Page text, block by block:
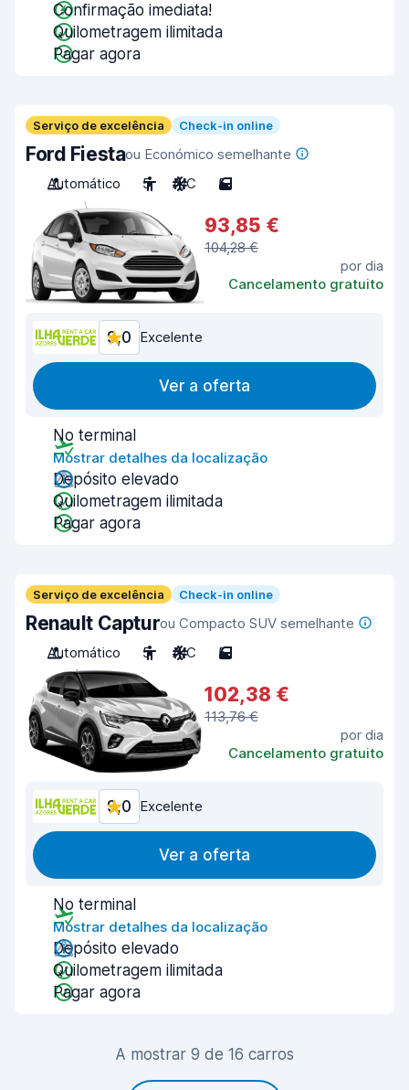
Confirmação imediata!
Quilometragem ilimitada
Pagar agora
Serviço de excelência Check-in online
Ford Fiestaou Económico semelhante
Automático
5 A/C 5
93,85 €
104,28 €
por dia
Cancelamento gratuito
9,0 Excelente
Ver a oferta
No terminal
Mostrar detalhes da localização
Depósito elevado
Quilometragem ilimitada
Pagar agora
Serviço de excelência Check-in online
Renault Capturou Compacto SUV semelhante
Automático
5 A/C 5
102,38 €
113,76 €
por dia
Cancelamento gratuito
9,0 Excelente
Ver a oferta
No terminal
Mostrar detalhes da localização
Depósito elevado
Quilometragem ilimitada
Pagar agora
A mostrar 9 de 16 carros